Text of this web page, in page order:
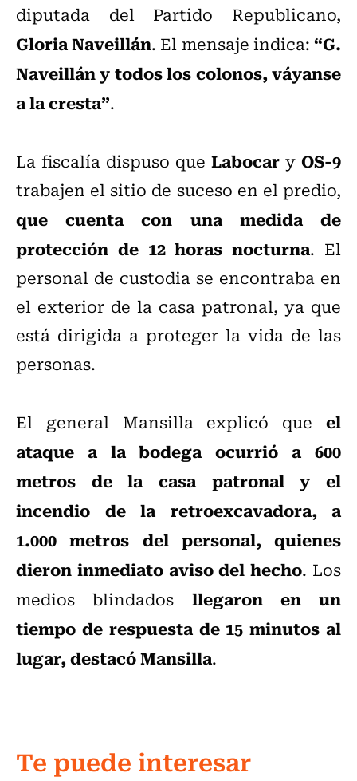
diputada del Partido Republicano,
Gloria Naveillán. El mensaje indica:“G.
Naveillán y todos los colonos, váyanse
a la cresta”.
La fiscalía dispuso que Labocar y OS-9
trabajen el sitio de suceso en el predio,
que cuenta con una medida de
protección de 12 horas nocturna. El
personal de custodia se encontraba en
el exterior de la casa patronal, ya que
está dirigida a proteger la vida de las
personas.
El general Mansilla explicó que el
ataque a la bodega ocurrió a 600
metros de la casa patronal y el
incendio de la retroexcavadora, a
1.000 metros del personal, quienes
dieron inmediato aviso del hecho. Los
medios blindados llegaron en un
tiempo de respuesta de 15 minutos al
lugar, destacó Mansilla.
Te puede interesar